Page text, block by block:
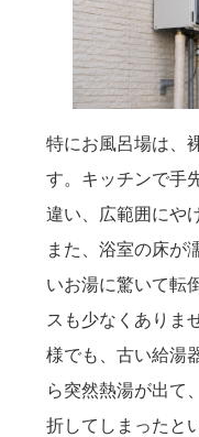
特にお風呂場は、
す。キッチンで手
違い、広範囲にや
また、浴室の床が
いお湯に驚いて転
スも少なくありま
様でも、古い給湯
ら突然熱湯が出て
折してしまったと